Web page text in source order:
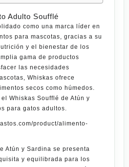
Adulto Soufflé
como una marca líder en
para mascotas, gracias a su
y el bienestar de los
gama de productos
las necesidades
Whiskas ofrece
secos como húmedos.
Whiskas Soufflé de Atún y
para gatos adultos.
product/alimento-
Atún y Sardina se presenta
y equilibrada para los